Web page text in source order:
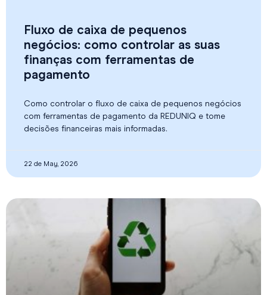
Fluxo de caixa de pequenos
negócios: como controlar as suas
finanças com ferramentas de
pagamento
Como controlar o fluxo de caixa de pequenos negócios
com ferramentas de pagamento da REDUNIQ e tome
decisões financeiras mais informadas.
22 de May, 2026